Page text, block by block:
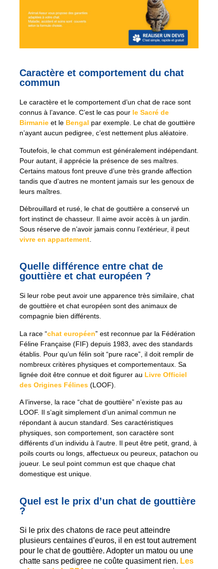
Caractère et comportement du chat
commun
Le caractère et le comportement d’un chat de race sont
connus à l’avance. C’est le cas pour le Sacré de
Birmanie et le Bengal par exemple. Le chat de gouttière
n’ayant aucun pedigree, c’est nettement plus aléatoire.
Toutefois, le chat commun est généralement indépendant.
Pour autant, il apprécie la présence de ses maîtres.
Certains matous font preuve d’une très grande affection
tandis que d’autres ne montent jamais sur les genoux de
leurs maîtres.
Débrouillard et rusé, le chat de gouttière a conservé un
fort instinct de chasseur. Il aime avoir accès à un jardin.
Sous réserve de n’avoir jamais connu l’extérieur, il peut
vivre en appartement
Quelle différence entre chat de
gouttière et chat européen ?
Si leur robe peut avoir une apparence très similaire, chat
de gouttière et chat européen sont des animaux de
compagnie bien différents.
La race “chat européen” est reconnue par la Fédération
Féline Française (FIF) depuis 1983, avec des standards
établis. Pour qu’un félin soit “pure race”, il doit remplir de
nombreux critères physiques et comportementaux. Sa
lignée doit être connue et doit figurer au Livre Officiel
des Origines Félines (LOOF).
A l’inverse, la race “chat de gouttière” n’existe pas au
LOOF. Il s’agit simplement d’un animal commun ne
répondant à aucun standard. Ses caractéristiques
physiques, son comportement, son caractère sont
différents d’un individu à l’autre. Il peut être petit, grand, à
poils courts ou longs, affectueux ou peureux, patachon ou
joueur. Le seul point commun est que chaque chat
domestique est unique.
Quel est le prix d’un chat de gouttière
?
Si le prix des chatons de race peut atteindre
plusieurs centaines d’euros, il en est tout autrement
pour le chat de gouttière. Adopter un matou ou une
chatte sans pedigree ne coûte quasiment rien. Les